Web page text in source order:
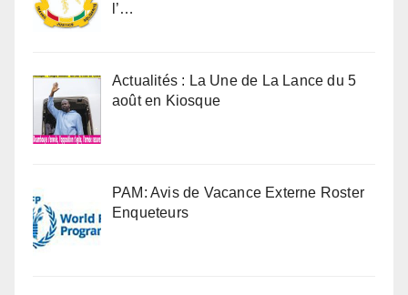
l’…
Actualités : La Une de La Lance du 5
août en Kiosque
PAM: Avis de Vacance Externe Roster
Enqueteurs